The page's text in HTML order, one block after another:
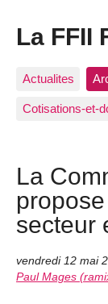
La FFII
Actualites
Cotisations-et-
La
secteur
vendredi 12 mai
Paul Mages